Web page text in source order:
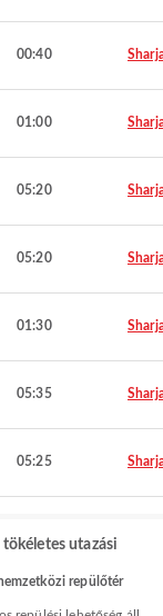
00:40
01:00
05:20
05:20
01:30
05:35
05:25
tökéletes utazási
repülőtér